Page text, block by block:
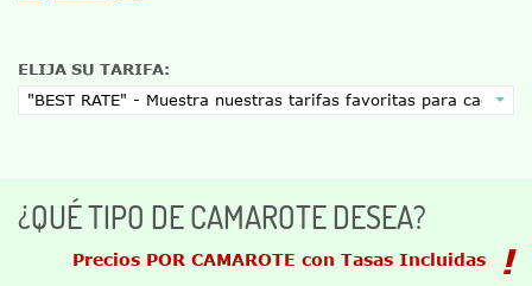
ELIJA SU TARIFA:
¿QUÉ TIPO DE CAMAROTE DESEA?
Precios POR CAMAROTE con Tasas Incluidas